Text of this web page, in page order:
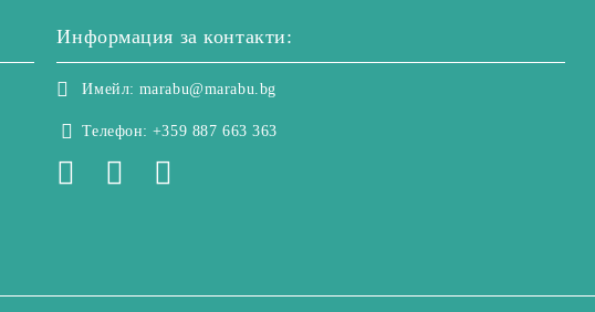
Информация за контакти:
Имейл: marabu@marabu.bg
Телефон: +359 887 663 363